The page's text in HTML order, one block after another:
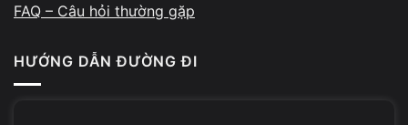
FAQ – Câu hỏi thường gặp
HƯỚNG DẪN ĐƯỜNG ĐI